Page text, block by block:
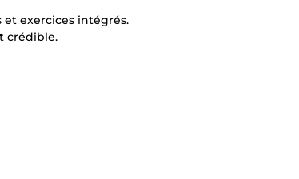
exercices intégrés.
crédible.